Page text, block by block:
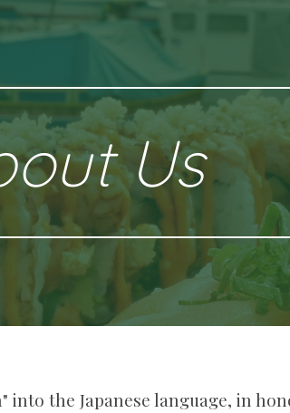
Us
the Japanese language, in